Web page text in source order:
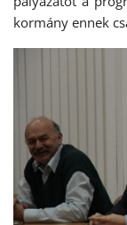
kormány ennek